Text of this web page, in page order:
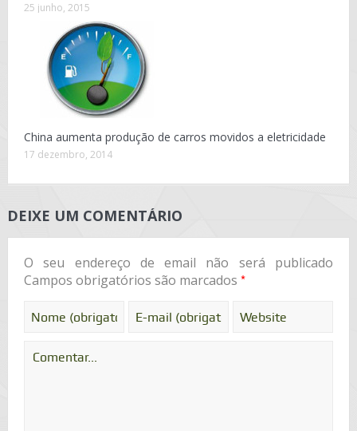
25 junho, 2015
China aumenta produção de carros movidos a eletricidade
17 dezembro, 2014
DEIXE UM COMENTÁRIO
O seu endereço de email não será publicado
Campos obrigatórios são marcados *